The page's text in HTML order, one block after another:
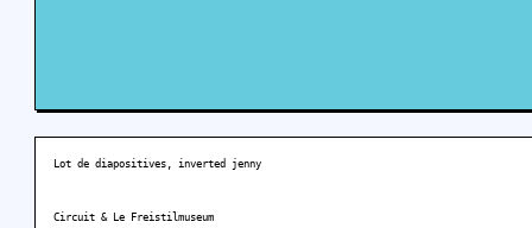
Lot de diapositives, inverted jenny
Circuit & Le Freistilmuseum